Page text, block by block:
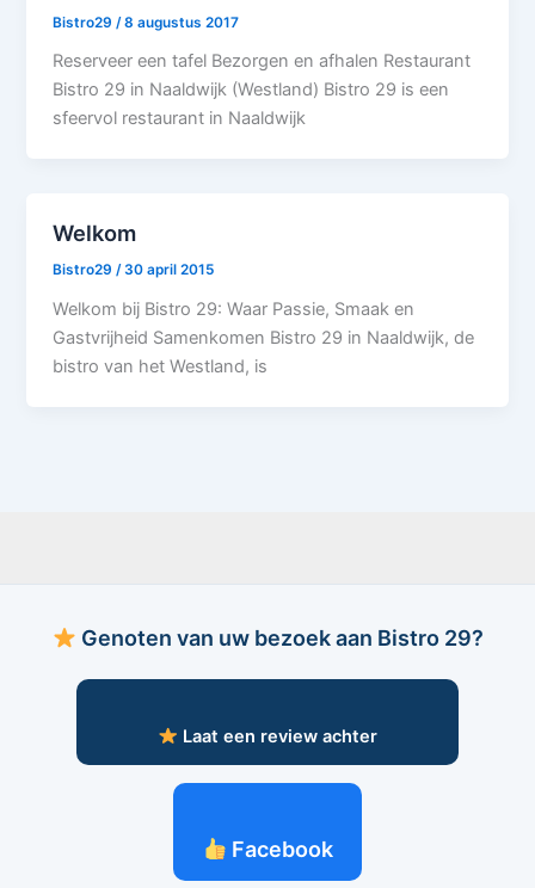
Bistro29 /8 augustus 2017
Reserveer een tafel Bezorgen en afhalen Restaurant
Bistro 29 in Naaldwijk (Westland) Bistro 29 is een
sfeervol restaurant in Naaldwijk
Welkom
Bistro29/30 april 2015
Welkom bij Bistro 29: Waar Passie, Smaak en
Gastvrijheid Samenkomen Bistro 29 in Naaldwijk, de
bistro van het Westland, is
Genoten van uw bezoek aan Bistro 29?
Laat een review achter
Facebook